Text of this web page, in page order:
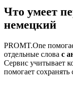
Что умеет
немецкий
PROMT.One
отдельные слова с
Сервис учитывает
помогает